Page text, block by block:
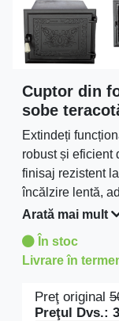
Cuptor din
sobe
Extindeți
robust și eficient
finisaj rezistent
încălzire lentă,
autentic sobei.
Arată mai mult
În stoc
Livrare în
Preţ original
Preţul Dvs.: